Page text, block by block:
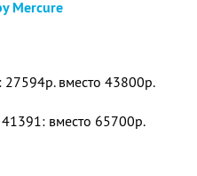
Mercure
27594р. вместо 43800р.
вместо 65700р.